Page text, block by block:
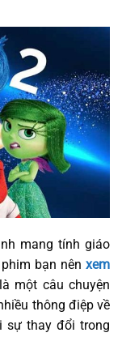
mang tính giáo
bạn nên xem
một câu chuyện
thông điệp về
sự thay đổi trong